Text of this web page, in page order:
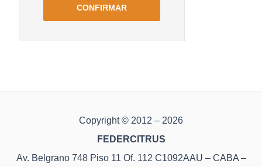
Copyright © 2012 – 2026
FEDERCITRUS
Av. Belgrano 748 Piso 11 Of. 112 C1092AAU – CABA –